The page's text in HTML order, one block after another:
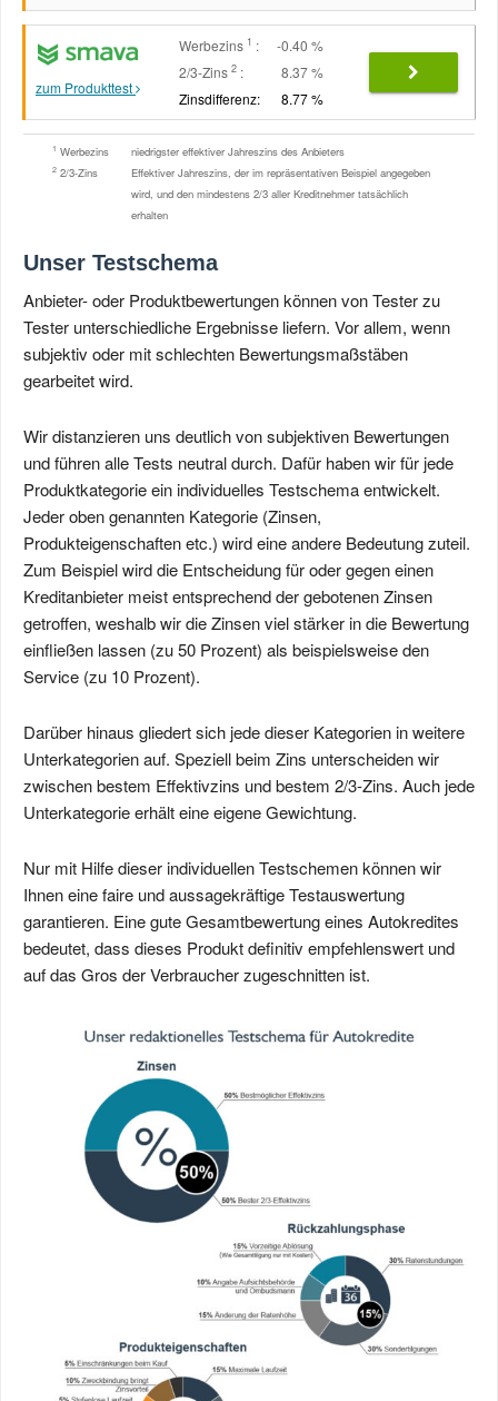
zum Produkttest
Werbezins 1 :
-0.40 %
2/3-Zins 2 :
8.37 %
Zinsdifferenz:
8.77 %
1 Werbezins niedrigster effektiver Jahreszins des Anbieters
2 2/3-Zins
Effektiver Jahreszins, der im repräsentativen Beispiel angegeben
wird, und den mindestens 2/3 aller Kreditnehmer tatsächlich
erhalten
Unser Testschema
Anbieter- oder Produktbewertungen können von Tester zu
Tester unterschiedliche Ergebnisse liefern. Vor allem, wenn
subjektiv oder mit schlechten Bewertungsmaßstäben
gearbeitet wird.
Wir distanzieren uns deutlich von subjektiven Bewertungen
und führen alle Tests neutral durch. Dafür haben wir für jede
Produktkategorie ein individuelles Testschema entwickelt.
Jeder oben genannten Kategorie (Zinsen,
Produkteigenschaften etc.) wird eine andere Bedeutung zuteil.
Zum Beispiel wird die Entscheidung für oder gegen einen
Kreditanbieter meist entsprechend der gebotenen Zinsen
getroffen, weshalb wir die Zinsen viel stärker in die Bewertung
einfließen lassen (zu 50 Prozent) als beispielsweise den
Service (zu 10 Prozent).
Darüber hinaus gliedert sich jede dieser Kategorien in weitere
Unterkategorien auf. Speziell beim Zins unterscheiden wir
zwischen bestem Effektivzins und bestem 2/3-Zins. Auch jede
Unterkategorie erhält eine eigene Gewichtung.
Nur mit Hilfe dieser individuellen Testschemen können wir
Ihnen eine faire und aussagekräftige Testauswertung
garantieren. Eine gute Gesamtbewertung eines Autokredites
bedeutet, dass dieses Produkt definitiv empfehlenswert und
auf das Gros der Verbraucher zugeschnitten ist.